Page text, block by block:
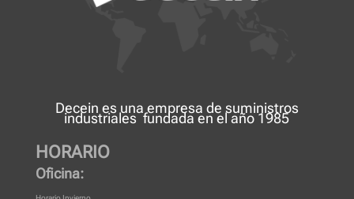
Decein es unaempresa de suministros
industrialesfundada en el año 1985
HORARIO
Oficina: